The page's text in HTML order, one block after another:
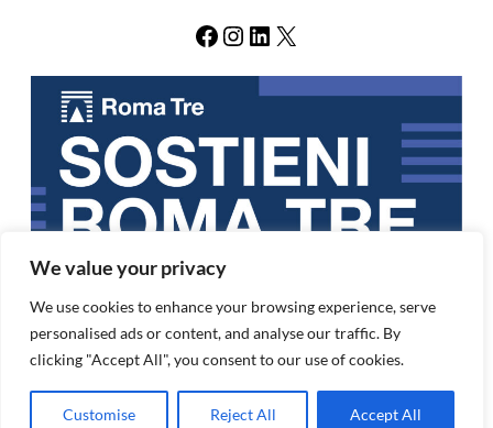
We value your privacy
We use cookies to enhance your browsing experience, serve
personalised ads or content, and analyse our traffic. By
clicking "Accept All", you consent to our use of cookies.
Customise Reject All Accept All
Facebook Instagram LinkedIn X
Copyright 2024 Università degli studi Roma Tre | C.F./P.I. n.
04400441004 |